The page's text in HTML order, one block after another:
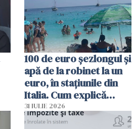
100 de euro șezlongul și
apă de la robinet la un
euro, în stațiunile din
Italia. Cum explică
autoritățile
31 IULIE 2026